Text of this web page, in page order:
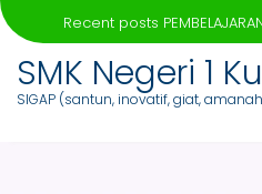
content
Recent posts
SMK Negeri 1
SIGAP (santun, inovatif, giat,